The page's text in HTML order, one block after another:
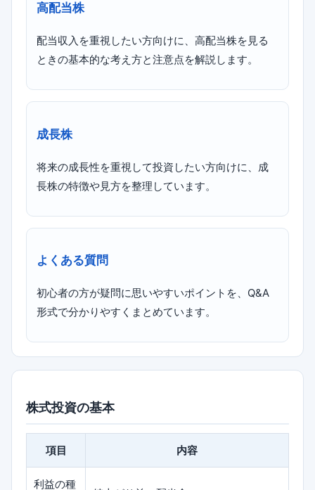
高配当株
配当収入を重視したい方向けに、高配当株を見る
ときの基本的な考え方と注意点を解説します。
成長株
将来の成長性を重視して投資したい方向けに、成
長株の特徴や見方を整理しています。
よくある質問
初心者の方が疑問に思いやすいポイントを、Q&A
形式で分かりやすくまとめています。
株式投資の基本
項目 内容
利益の種